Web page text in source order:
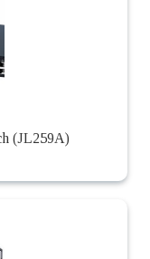
(JL259A)